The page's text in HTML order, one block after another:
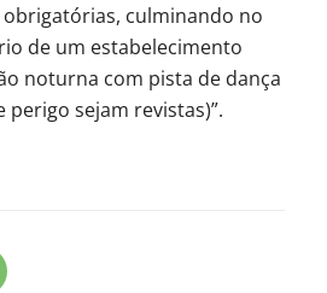
culminando no
de um estabelecimento
noturna com pista de dança
perigo sejam revistas)”.